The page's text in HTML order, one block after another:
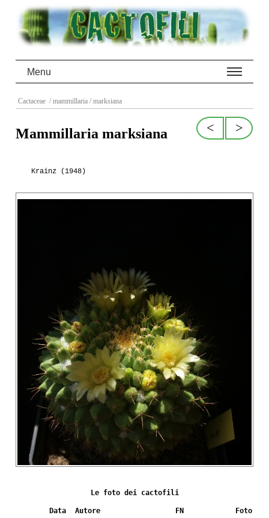
Menu
Cactaceae / mammillaria / marksiana
>
<
Mammillaria marksiana
Krainz (1948)
Le foto dei cactofili
Data Autore FN Foto